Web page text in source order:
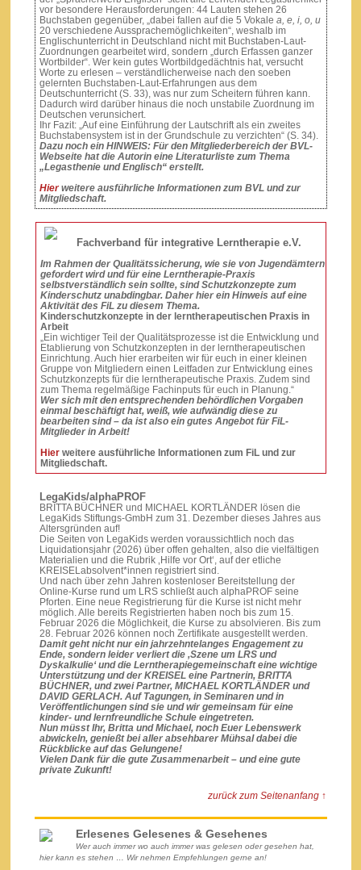
vor besondere Herausforderungen: 44 Lauten stehen 26
Buchstaben gegenüber, „dabei fallen auf die 5 Vokale a, e, i, o, u
20 verschiedene Aussprachemöglichkeiten“, weshalb im
Englischunterricht in Deutschland nicht mit Buchstaben-Laut-
Zuordnungen gearbeitet wird, sondern „durch Erfassen ganzer
Wortbilder“. Wer kein gutes Wortbildgedächtnis hat, versucht
Worte zu erlesen – verständlicherweise nach den soeben
gelernten Buchstaben-Laut-Erfahrungen aus dem
Deutschunterricht (S. 33), was nur zum Scheitern führen kann.
Dadurch wird darüber hinaus die noch unstabile Zuordnung im
Deutschen verunsichert.
Ihr Fazit: „Auf eine Einführung der Lautschrift als ein zweites
Buchstabensystem ist in der Grundschule zu verzichten“ (S. 34).
Dazu noch ein HINWEIS: Für den Mitgliederbereich der BVL-
Webseite hat die Autorin eine Literaturliste zum Thema
„Legasthenie und Englisch“ erstellt.
Hierweitere ausführliche Informationen zum BVL und zur
Mitgliedschaft.
Fachverband für integrative Lerntherapie e.V.
Im Rahmen der Qualitätssicherung, wie sie von Jugendämtern
gefordert wird und für eine Lerntherapie-Praxis
selbstverständlich sein sollte, sind Schutzkonzepte zum
Kinderschutz unabdingbar. Daher hier ein Hinweis auf eine
Aktivität des FiL zu diesem Thema.
Kinderschutzkonzepte in der lerntherapeutischen Praxis in
Arbeit
„Ein wichtiger Teil der Qualitätsprozesse ist die Entwicklung und
Etablierung von Schutzkonzepten in der lerntherapeutischen
Einrichtung. Auch hier erarbeiten wir für euch in einer kleinen
Gruppe von Mitgliedern einen Leitfaden zur Entwicklung eines
Schutzkonzepts für die lerntherapeutische Praxis. Zudem sind
zum Thema regelmäßige Fachinputs für euch in Planung.“
Wer sich mit den entsprechenden behördlichen Vorgaben
einmal beschäftigt hat, weiß, wie aufwändig diese zu
bearbeiten sind – da ist also ein gutes Angebot für FiL-
Mitglieder in Arbeit!
Hierweitere ausführliche Informationen zum FiL und zur
Mitgliedschaft.
LegaKids/alphaPROF
BRITTA BÜCHNER und MICHAEL KORTLÄNDER lösen die
LegaKids Stiftungs-GmbH zum 31. Dezember dieses Jahres aus
Altersgründen auf!
Die Seiten von LegaKids werden voraussichtlich noch das
Liquidationsjahr (2026) über offen gehalten, also die vielfältigen
Materialien und die Rubrik ‚Hilfe vor Ort‘, auf der etliche
KREISELabsolvent*innen registriert sind.
Und nach über zehn Jahren kostenloser Bereitstellung der
Online-Kurse rund um LRS schließt auch alphaPROF seine
Pforten. Eine neue Registrierung für die Kurse ist nicht mehr
möglich. Alle bereits Registrierten haben noch bis zum 15.
Februar 2026 die Möglichkeit, die Kurse zu absolvieren. Bis zum
28. Februar 2026 können noch Zertifikate ausgestellt werden.
Damit geht nicht nur ein jahrzehntelanges Engagement zu
Ende, sondern leider verliert die ‚Szene um LRS und
Dyskalkulie‘ und die Lerntherapiegemeinschaft eine wichtige
Unterstützung und der KREISEL eine Partnerin, BRITTA
BÜCHNER, und zwei Partner, MICHAEL KORTLÄNDER und
DAVID GERLACH. Auf Tagungen, in Seminaren und in
Veröffentlichungen sind sie und wir gemeinsam für eine
kinder- und lernfreundliche Schule eingetreten.
Nun müsst Ihr, Britta und Michael, noch Euer Lebenswerk
abwickeln, genießt bei aller absehbarer Mühsal dabei die
Rückblicke auf das Gelungene!
Vielen Dank für die gute Zusammenarbeit – und eine gute
private Zukunft!
zurück zum Seitenanfang ↑
Erlesenes Gelesenes & Gesehenes
Wer auch immer wo auch immer was gelesen oder gesehen hat,
hier kann es stehen … Wir nehmen Empfehlungen gerne an!